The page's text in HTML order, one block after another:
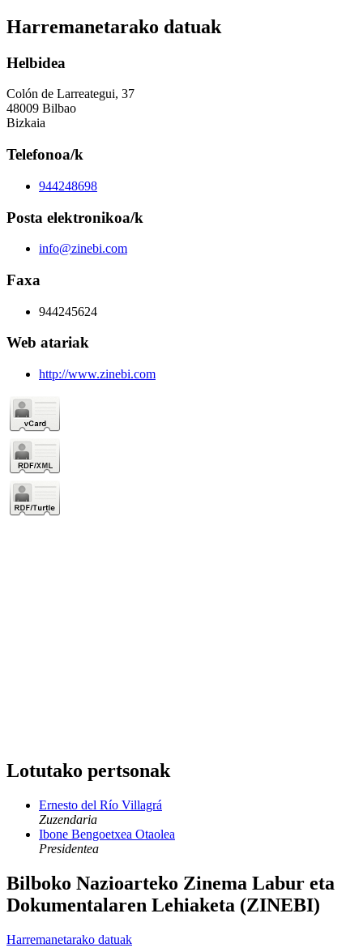
Harremanetarako datuak
Helbidea
Colón de Larreategui, 37
48009 Bilbao
Bizkaia
Telefonoa/k
944248698
Posta elektronikoa/k
info@zinebi.com
Faxa
944245624
Web atariak
http://www.zinebi.com
Lotutako pertsonak
Ernesto del Río Villagrá
Zuzendaria
Ibone Bengoetxea Otaolea
Presidentea
Bilboko Nazioarteko Zinema Labur eta
Dokumentalaren Lehiaketa (ZINEBI)
Harremanetarako datuak